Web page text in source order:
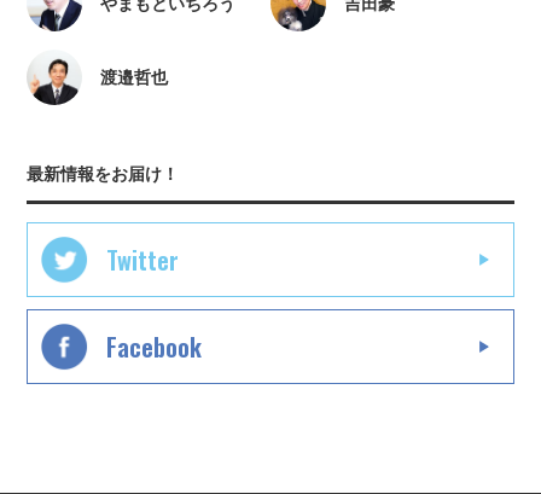
渡邉哲也
最新情報をお届け！
Twitter
Facebook